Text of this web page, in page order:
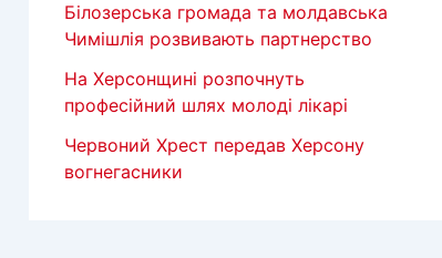
Білозерська громада та молдавська
Чимішлія розвивають партнерство
На Херсонщині розпочнуть
професійний шлях молоді лікарі
Червоний Хрест передав Херсону
вогнегасники